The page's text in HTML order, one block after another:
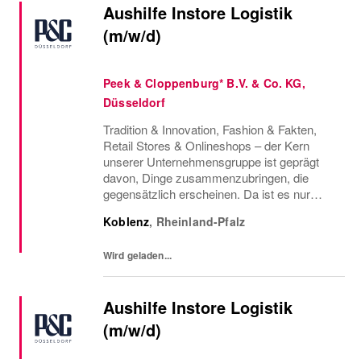
Aushilfe Instore Logistik
(m/w/d)
Peek & Cloppenburg* B.V. & Co. KG,
Düsseldorf
Tradition & Innovation, Fashion & Fakten,
Retail Stores & Onlineshops – der Kern
unserer Unternehmensgruppe ist geprägt
davon, Dinge zusammenzubringen, die
gegensätzlich erscheinen. Da ist es nur
vereinen, die so vielfältig sind, wie die Styles,
Koblenz, Rheinland-Pfalz
Wird geladen...
Aushilfe Instore Logistik
(m/w/d)